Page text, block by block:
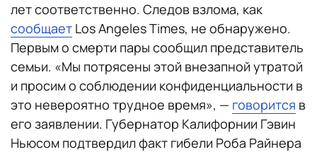
лет соответственно. Следов взлома, как
сообщает Los Angeles Times, не обнаружено.
Первым о смерти пары сообщил представитель
семьи. «Мы потрясены этой внезапной утратой
и просим о соблюдении конфиденциальности в
это невероятно трудное время», — говорится в
его заявлении. Губернатор Калифорнии Гэвин
Ньюсом подтвердил факт гибели Роба Райнера